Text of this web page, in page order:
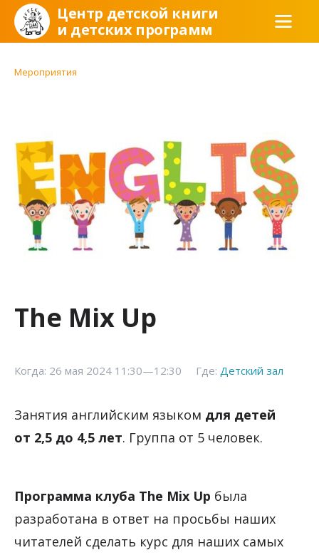
Центр детской книги
и детских программ
Мероприятия
The Mix Up
Когда: 26 мая 2024 11:30—12:30 Где: Детский зал
Занятия английским языком для детей
от 2,5 до 4,5 лет. Группа от 5 человек.
Программа клуба The Mix Up была
разработана в ответ на просьбы наших
читателей сделать курс для наших самых